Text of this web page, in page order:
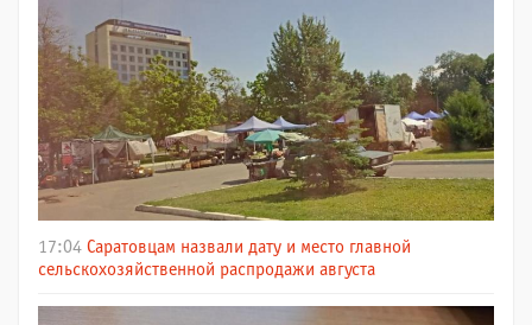
17:04 Саратовцам назвали дату и место главной
сельскохозяйственной распродажи августа